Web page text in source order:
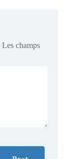
Les champs